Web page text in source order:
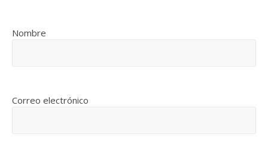
Nombre
Correo electrónico